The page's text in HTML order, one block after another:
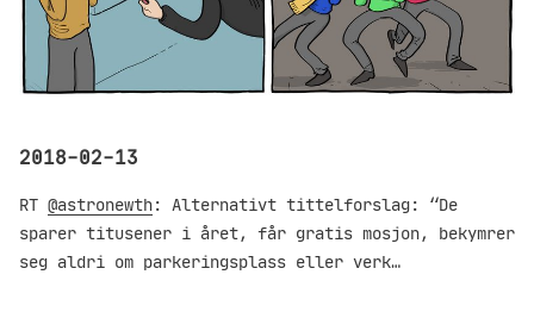
2018-02-13
RT @astronewth: Alternativt tittelforslag: “De
sparer titusener i året, får gratis mosjon, bekymrer
seg aldri om parkeringsplass eller verk…